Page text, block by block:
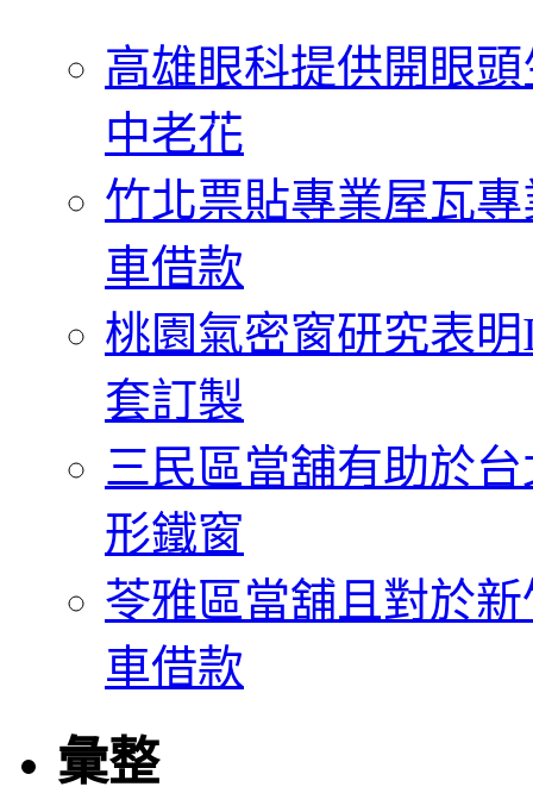
高雄眼科提供開眼
中老花
竹北票貼專業屋瓦
車借款
桃園氣密窗研究表
套訂製
三民區當舖有助於
形鐵窗
苓雅區當舖且對於
車借款
彙整